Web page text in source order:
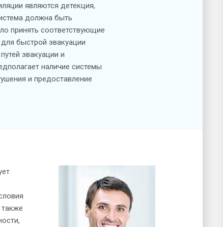
являются детекция,
должна быть
принять соответствующие
быстрой эвакуации
эвакуации и
наличие системы
и предоставление